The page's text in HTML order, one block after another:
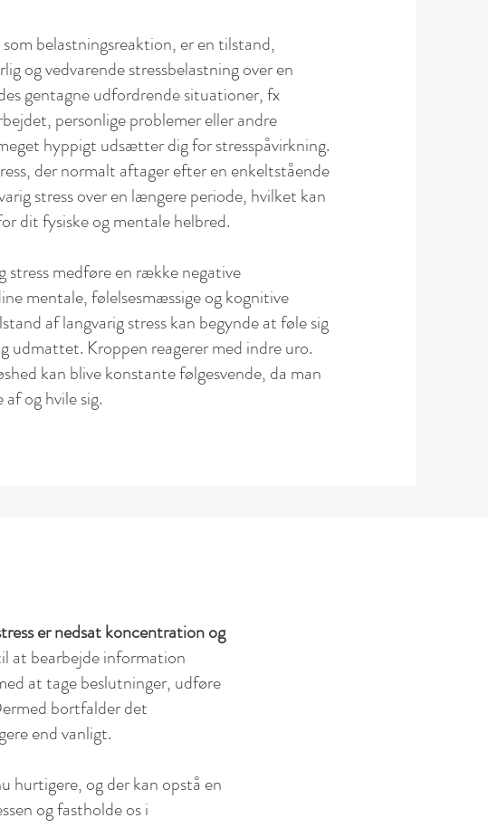
belastningsreaktion, er en tilstand,
og vedvarende stressbelastning over en
gentagne udfordrende situationer, fx
personlige problemer eller andre
hyppigt udsætter dig for stresspåvirkning.
der normalt aftager efter en enkeltstående
stress over en længere periode, hvilket kan
dit fysiske og mentale helbred.
stress medføre en række negative
mentale, følelsesmæssige og kognitive
af langvarig stress kan begynde at føle sig
Kroppen reagerer med indre uro.
kan blive konstante følgesvende, da man
og hvile sig.
er nedsat koncentration og
at bearbejde information
at tage beslutninger, udføre
bortfalder det
end vanligt.
hurtigere, og der kan opstå en
og fastholde os i